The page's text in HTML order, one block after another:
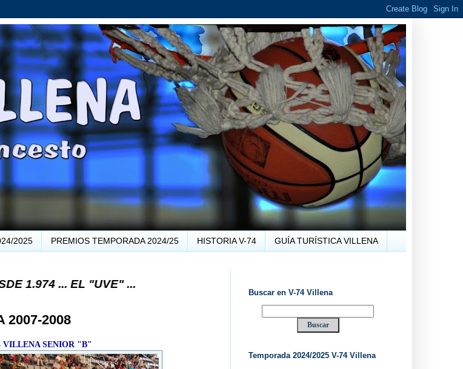
2025 PREMIOS TEMPORADA 2024/25 HISTORIA V-74 GUÍA TURÍSTICA VILLENA
EL "UVE" ...
2007-2008
VILLENA SENIOR "B"
Buscar en V-74 Villena
Temporada 2024/2025 V-74 Villena